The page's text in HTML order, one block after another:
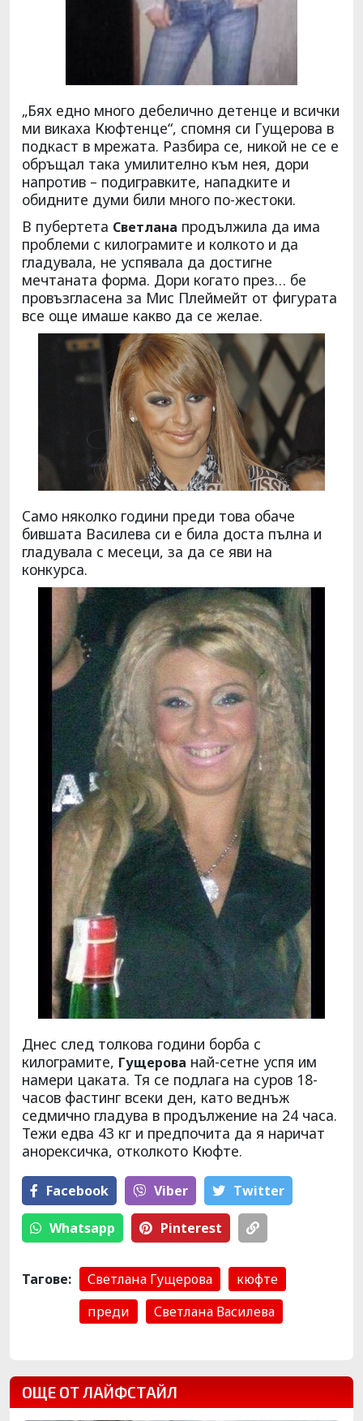
„Бях едно много дебелично детенце и всички
ми викаха Кюфтенце“, спомня си Гущерова в
подкаст в мрежата. Разбира се, никой не се е
обръщал така умилително към нея, дори
напротив – подигравките, нападките и
обидните думи били много по-жестоки.
В пубертета Светлана продължила да има
проблеми с килограмите и колкото и да
гладувала, не успявала да достигне
мечтаната форма. Дори когато през… бе
провъзгласена за Мис Плеймейт от фигурата
все още имаше какво да се желае.
Само няколко години преди това обаче
бившата Василева си е била доста пълна и
гладувала с месеци, за да се яви на
конкурса.
Днес след толкова години борба с
килограмите, Гущерова най-сетне успя им
намери цаката. Тя се подлага на суров 18-
часов фастинг всеки ден, като веднъж
седмично гладува в продължение на 24 часа.
Тежи едва 43 кг и предпочита да я наричат
анорексичка, отколкото Кюфте.
Facebook Viber Тwitter
Whatsapp Pinterest
Тагове: Светлана Гущерова
кюфте
преди
Светлана Василева
ОЩЕ ОТ ЛАЙФСТАЙЛ